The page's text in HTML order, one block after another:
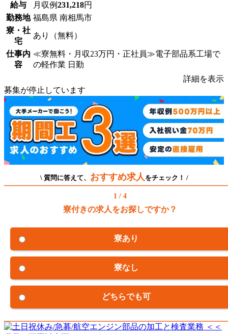
給与 月収例231,218円
勤務地 福島県 南相馬市
寮・社
宅
あり（無料）
仕事内
容
≪寮無料・月収23万円・正社員≫電子部品系工場で
の軽作業 日勤
詳細を表示
募集が停止しています
\ 質問に答えて、 おすすめ求人 をチェック！ /
1 / 4
寮付きの求人をお探しですか？
寮あり
寮なし
どちらでも可